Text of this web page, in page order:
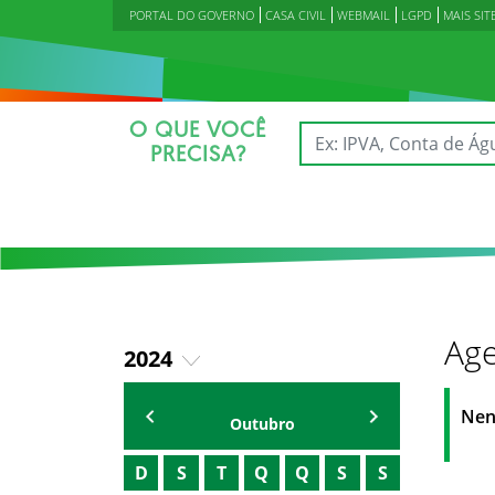
PORTAL DO GOVERNO CASA CIVIL WEBMAIL LGPD MAIS
O QUE VOCÊ
PRECISA?
2024
2023
2025
2026
Outubro
D S T Q Q S S